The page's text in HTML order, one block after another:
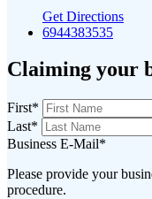
Get Directions
6944383535
Claiming your
First*
Last*
Business E-Mail*
Please provide your
procedure.